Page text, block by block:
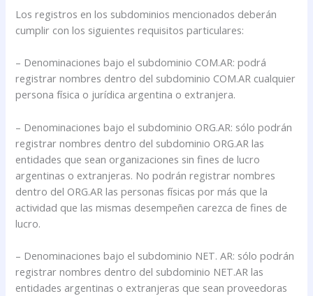
Los registros en los subdominios mencionados deberán
cumplir con los siguientes requisitos particulares:
– Denominaciones bajo el subdominio COM.AR: podrá
registrar nombres dentro del subdominio COM.AR cualquier
persona física o jurídica argentina o extranjera.
– Denominaciones bajo el subdominio ORG.AR: sólo podrán
registrar nombres dentro del subdominio ORG.AR las
entidades que sean organizaciones sin fines de lucro
argentinas o extranjeras. No podrán registrar nombres
dentro del ORG.AR las personas físicas por más que la
actividad que las mismas desempeñen carezca de fines de
lucro.
– Denominaciones bajo el subdominio NET. AR: sólo podrán
registrar nombres dentro del subdominio NET.AR las
entidades argentinas o extranjeras que sean proveedoras